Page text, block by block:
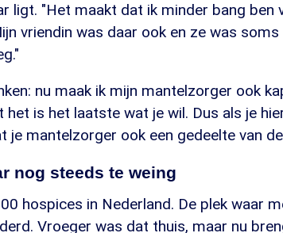
ligt. "Het maakt dat ik minder bang ben
vriendin was daar ook en ze was
nu maak ik mijn mantelzorger ook
het is het laatste wat je wil. Dus als je
je mantelzorger ook een gedeelte van
nog steeds te weing
hospices in Nederland. De plek waar
Vroeger was dat thuis, maar nu